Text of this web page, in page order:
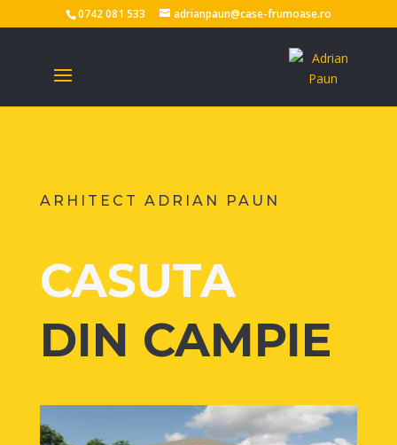
0742 081 533 adrianpaun@case-frumoase.ro
ARHITECT ADRIAN PAUN
CASUTA
DIN CAMPIE